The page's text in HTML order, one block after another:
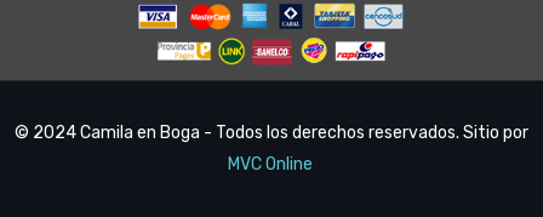
© 2024 Camila en Boga - Todos los derechos reservados. Sitio por
MVC Online